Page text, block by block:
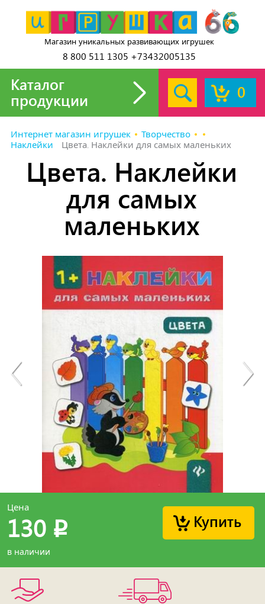
Магазин уникальных развивающих игрушек
8 800 511 1305 +73432005135
0
Каталог
продукции
Интернет магазин игрушек
Творчество
Наклейки
Цвета. Наклейки для самых маленьких
Цвета. Наклейки
для самых
маленьких
Купить
Цена
130 p
в наличии